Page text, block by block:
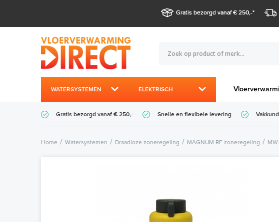
Gratis bezorgd vanaf € 250,-*
WATERSYSTEMEN ELEKTRISCH
Gratis bezorgd vanaf € 250,- Snelle en flexibele levering
Home Watersystemen Draadloze zoneregeling MAGNUM RF zoneregeling